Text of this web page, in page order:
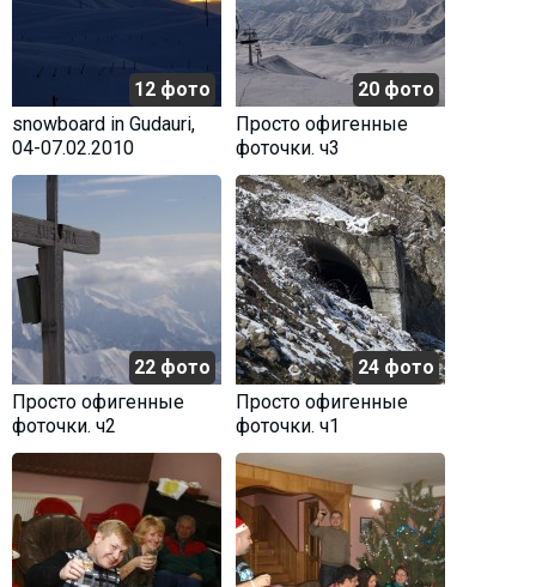
12 фото
snowboard in Gudauri,
04-07.02.2010
20 фото
Просто офигенные
фоточки. ч3
22 фото
Просто офигенные
фоточки. ч2
24 фото
Просто офигенные
фоточки. ч1